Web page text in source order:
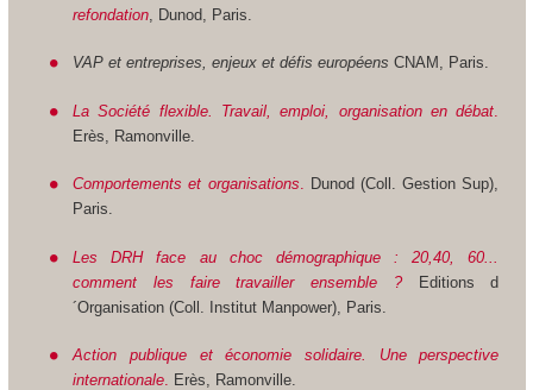
refondation , Dunod, Paris.
VAP et entreprises, enjeux et défis européens CNAM, Paris.
La Société flexible. Travail, emploi, organisation en débat
Erès, Ramonville.
Comportements et organisations. Dunod (Coll. Gestion Sup),
Paris.
Les DRH face au choc démographique : 20,40, 60...
comment les faire travailler ensemble ?Editions d
´Organisation (Coll. Institut Manpower), Paris.
Action publique et économie solidaire. Une perspective
internationale. Erès, Ramonville.